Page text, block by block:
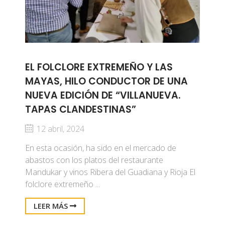
EL FOLCLORE EXTREMEÑO Y LAS
MAYAS, HILO CONDUCTOR DE UNA
NUEVA EDICIÓN DE “VILLANUEVA.
TAPAS CLANDESTINAS”
12 abril, 2024
En esta ocasión, ha sido en el mercado de
abastos con los platos del restaurante
Mandukar y vinos Ribera del Guadiana y Rioja El
folclore extremeño ...
LEER MÁS